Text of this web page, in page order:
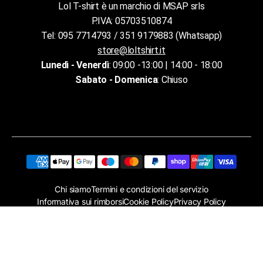
Lol T-shirt è un marchio di MSAP srls
P.IVA: 05703510874
Tel: 095 7714793 / 351 9179883 (Whatsapp)
store@loltshirt.it
Lunedì - Venerdì: 09:00 -13:00 | 14:00 - 18:00
Sabato - Domenica: Chiuso
Chi siamoTermini e condizioni del servizio
Informativa sui rimborsiCookie PolicyPrivacy Policy